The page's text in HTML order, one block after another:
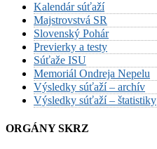
Kalendár súťaží
Majstrovstvá SR
Slovenský Pohár
Previerky a testy
Súťaže ISU
Memoriál Ondreja Nepelu
Výsledky súťaží – archív
Výsledky súťaží – štatistiky
ORGÁNY SKRZ